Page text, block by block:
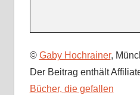
© Gaby Hochrainer,
Der Beitrag enthält
Bücher, die gefallen